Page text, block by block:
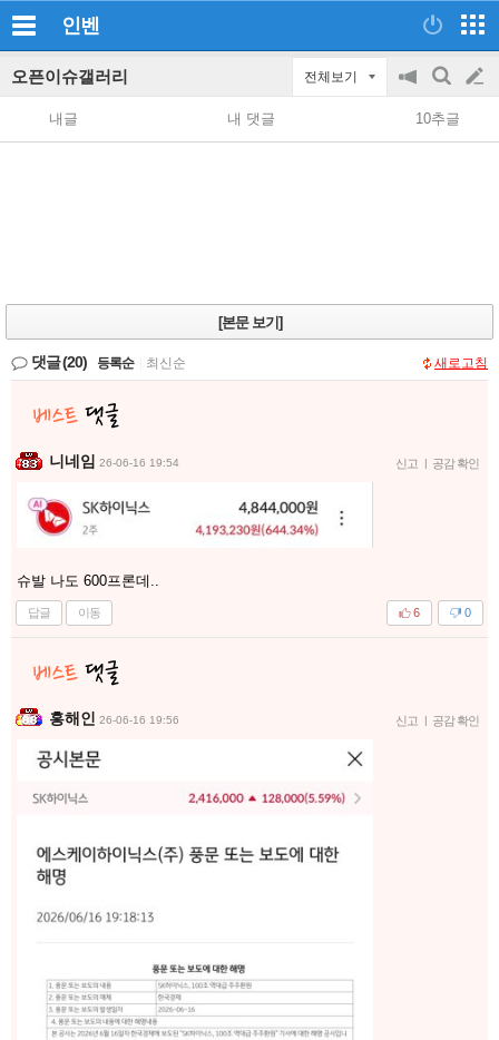
인벤
오픈이슈갤러리 전체보기
공
지
on/off
검
색
글
쓰
내글 내 댓글 10추글
[본문 보기]
댓글(20) 등록순 최신순 새로고침
니네임 26-06-16 19:54 신고 | 공감 확인
슈발 나도 600프론데..
답글 이동 0
6
홍해인 26-06-16 19:56 신고 | 공감 확인